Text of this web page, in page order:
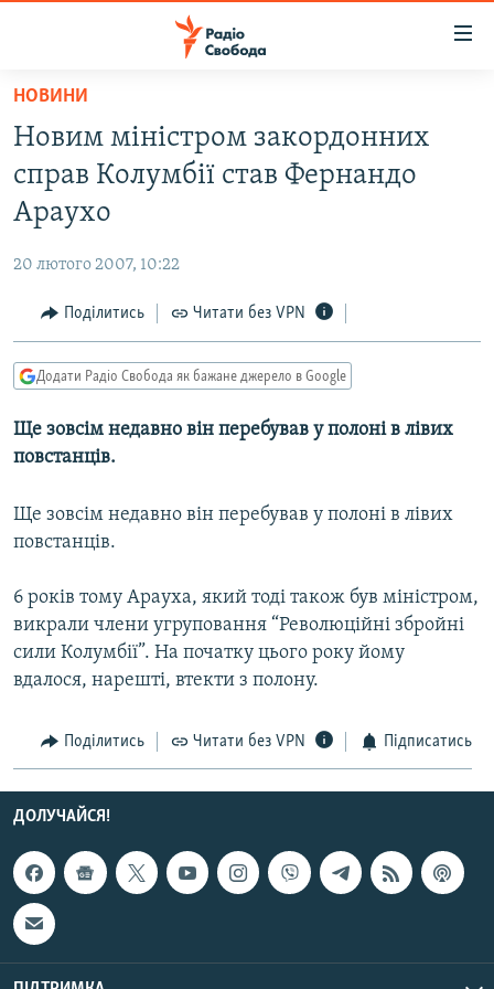
Перейти
основного
матеріалу
Перейти
до
основної
Перейти
до
пошуку
СТАТТІ
СУСПІЛЬСТВО
УКРАЇНА
РОСІЙСЬКА «ФІЛЬТРАЦІЯ»
ДОНБАС.РЕАЛІЇ
ТИ ЯК?
СХЕМИ
МУЛЬТИМЕДІА
ФОТО
СПЕЦПРОЄКТИ
ПОДКАСТИ
КРИМ РЕАЛІЇ
ДОЛУЧАЙСЯ!
НОВИНИ
Новим міністром закордонних
справ Колумбії став Фернандо
Араухо
20 лютого 2007, 10:22
Поділитись Читати без VPN
Додати Радіо Свобода як бажане джерело в Google
Ще зовсім недавно він перебував у полоні в лівих
повстанців.
Ще зовсім недавно він перебував у полоні в лівих
повстанців.
6 років тому Арауха, який тоді також був міністром,
викрали члени угруповання “Революційні збройні
сили Колумбії”. На початку цього року йому
вдалося, нарешті, втекти з полону.
Поділитись Читати без VPN Підписатись
ДОЛУЧАЙСЯ!